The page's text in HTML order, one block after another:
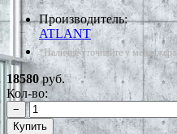
Производитель:
ATLANT
*Наличие уточняйте у менеджера
18580руб.
Кол-во:
−
Купить